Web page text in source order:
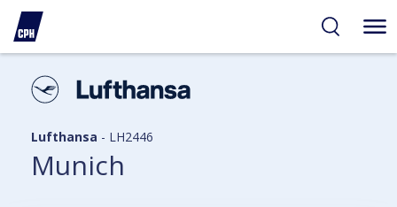
Lufthansa - LH2446
Munich